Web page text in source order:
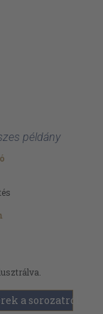
példány
a sorozatról